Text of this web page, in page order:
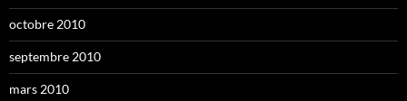
octobre 2010
septembre 2010
mars 2010